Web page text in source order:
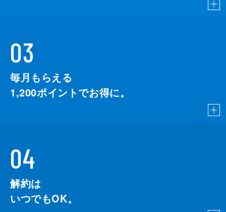
03
毎月もらえる
1,200ポイントでお得に。
04
解約は
いつでもOK。